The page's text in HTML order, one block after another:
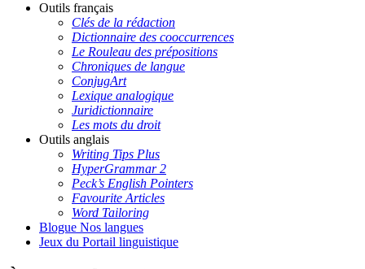
Outils français
Clés de la rédaction
Dictionnaire des cooccurrences
Le Rouleau des prépositions
Chroniques de langue
ConjugArt
Lexique analogique
Juridictionnaire
Les mots du droit
Outils anglais
Writing Tips Plus
HyperGrammar 2
Peck’s English Pointers
Favourite Articles
Word Tailoring
Blogue Nos langues
Jeux du Portail linguistique